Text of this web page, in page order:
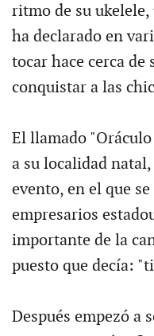
ritmo de su
ha declarado en
tocar hace cerca
conquistar a las
El llamado
a su localidad
evento, en el que
empresarios
importante de la
puesto que decía:
Después empezó a